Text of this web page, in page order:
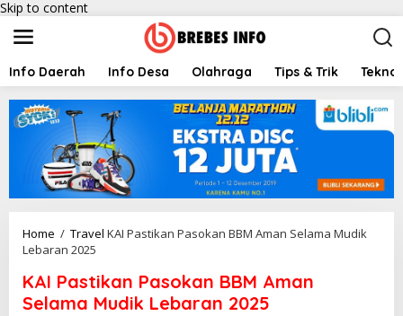
Skip to content
Info Daerah Info Desa Olahraga Tips & Trik
Home / Travel KAI Pastikan Pasokan BBM Aman Selama Mudik
Lebaran 2025
KAI Pastikan Pasokan BBM Aman
Selama Mudik Lebaran 2025